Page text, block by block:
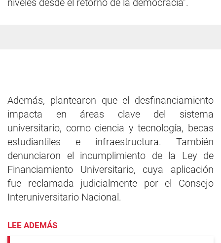
niveles desde el retorno de la democracia”.
Además, plantearon que el desfinanciamiento
impacta en áreas clave del sistema
universitario, como ciencia y tecnología, becas
estudiantiles e infraestructura. También
denunciaron el incumplimiento de la Ley de
Financiamiento Universitario, cuya aplicación
fue reclamada judicialmente por el Consejo
Interuniversitario Nacional.
LEE ADEMÁS